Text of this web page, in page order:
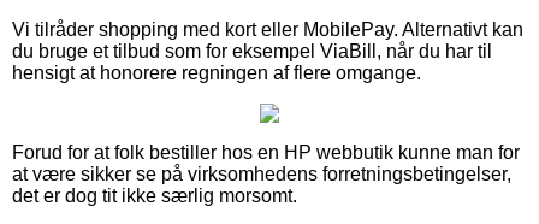
Vi tilråder shopping med kort eller MobilePay. Alternativt kan
du bruge et tilbud som for eksempel ViaBill, når du har til
hensigt at honorere regningen af flere omgange.
Forud for at folk bestiller hos en HP webbutik kunne man for
at være sikker se på virksomhedens forretningsbetingelser,
det er dog tit ikke særlig morsomt.